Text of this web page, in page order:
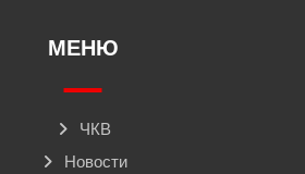
МЕНЮ
ЧКВ
Новости